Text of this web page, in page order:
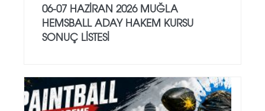
06-07 HAZİRAN 2026 MUĞLA
HEMSBALL ADAY HAKEM KURSU
SONUÇ LİSTESİ